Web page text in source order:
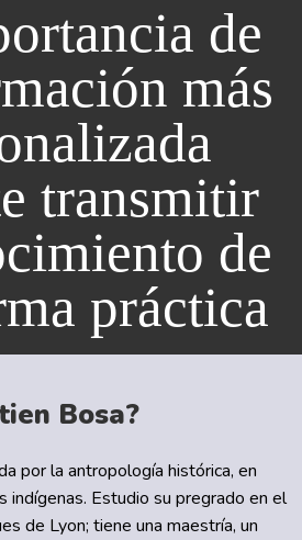
de
más
transmitir
de
práctica
Bosa?
por la antropología histórica, en
indígenas. Estudio su pregrado en el
de Lyon; tiene una maestría, un